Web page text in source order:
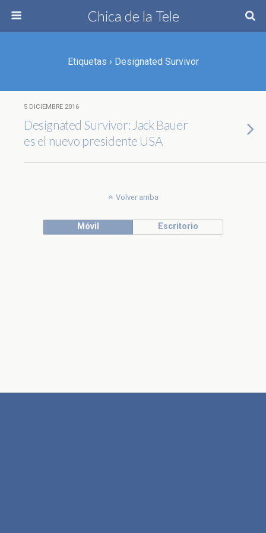
Chica de la Tele
Etiquetas › Designated Survivor
5 DICIEMBRE 2016
Designated Survivor: Jack Bauer
es el nuevo presidente USA
Volver arriba
Móvil Escritorio